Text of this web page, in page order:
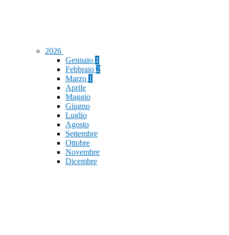
2026
Gennaio 1
Febbraio 2
Marzo 1
Aprile
Maggio
Giugno
Luglio
Agosto
Settembre
Ottobre
Novembre
Dicembre